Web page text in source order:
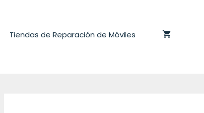
Tiendas de Reparación de Móviles